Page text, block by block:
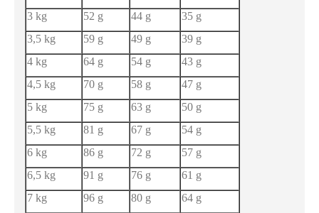
3 kg
52 g 44 g
35 g
3,5 kg
59 g 49 g
39 g
4 kg
64 g 54 g
43 g
4,5 kg
70 g 58 g
47 g
5 kg
75 g 63 g
50 g
5,5 kg
81 g 67 g
54 g
6 kg
86 g 72 g
57 g
6,5 kg
91 g 76 g
61 g
7 kg
96 g 80 g
64 g